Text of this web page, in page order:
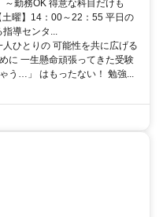
勤務OK 得意な科目だけも
曜】14：00～22：55 平日の
導センタ...
ひとりの 可能性を共に広げる
に 一生懸命頑張ってきた受験
う…」 はもったない！ 勉強...